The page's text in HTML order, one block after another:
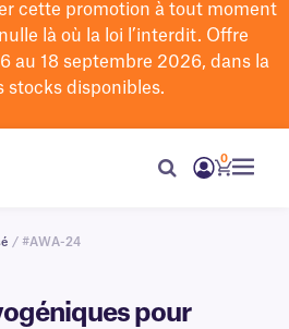
cette promotion à tout moment
là où la loi l’interdit. Offre
au 18 septembre 2026, dans la
stocks disponibles.
0
/ #AWA-24
pour